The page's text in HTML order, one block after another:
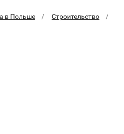
в Польше
Строительство